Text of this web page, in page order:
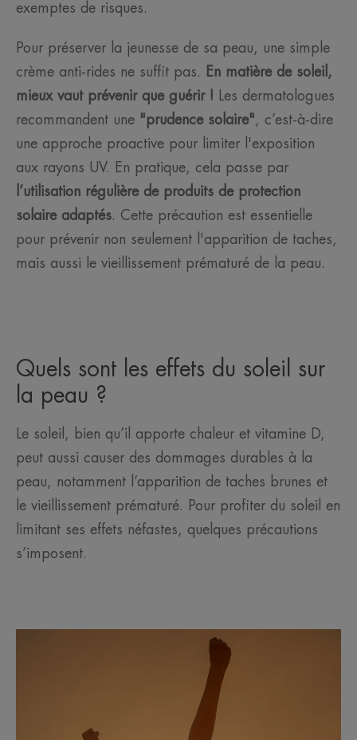
exemptes de risques.
Pour préserver la jeunesse de sa peau, une simple
crème anti-rides ne suffit pas.
En matière de soleil,
mieux vaut prévenir que guérir ! Les dermatologues
recommandent une "prudence solaire", c’est-à-dire
une approche proactive pour limiter l'exposition
aux rayons UV. En pratique, cela passe par
l’utilisation régulière de produits de protection
solaire adaptés. Cette précaution est essentielle
pour prévenir non seulement l'apparition de taches,
mais aussi le vieillissement prématuré de la peau.
Quels sont les effets du soleil sur
la peau ?
Le soleil, bien qu’il apporte chaleur et vitamine D,
peut aussi causer des dommages durables à la
peau, notamment l’apparition de taches brunes et
le vieillissement prématuré. Pour profiter du soleil en
limitant ses effets néfastes, quelques précautions
s’imposent.